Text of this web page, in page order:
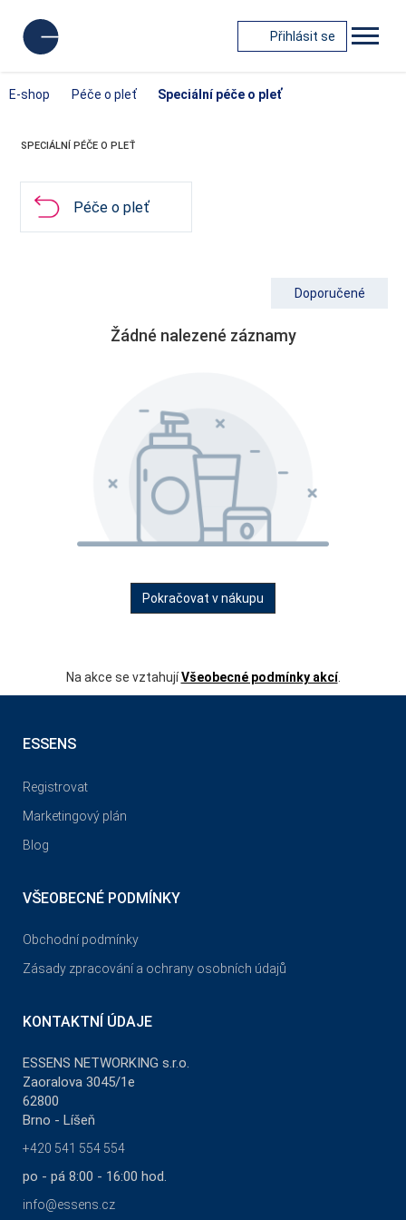
Přihlásit se
E-shop Péče o pleť Speciální péče o pleť
SPECIÁLNÍ PÉČE O PLEŤ
Péče o pleť
Doporučené
Žádné nalezené záznamy
Pokračovat v nákupu
Na akce se vztahujíVšeobecné podmínky akcí.
ESSENS
Registrovat
Marketingový plán
Blog
VŠEOBECNÉ PODMÍNKY
Obchodní podmínky
Zásady zpracování a ochrany osobních údajů
KONTAKTNÍ ÚDAJE
ESSENS NETWORKING s.r.o.
Zaoralova 3045/1e
62800
Brno - Líšeň
+420 541 554 554
po - pá 8:00 - 16:00 hod.
info@essens.cz